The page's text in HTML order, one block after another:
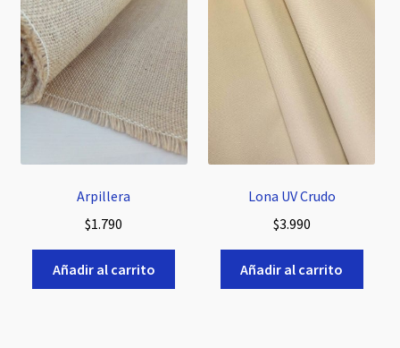
Arpillera
$1.790
Añadir al carrito
Lona UV Crudo
$3.990
Añadir al carrito